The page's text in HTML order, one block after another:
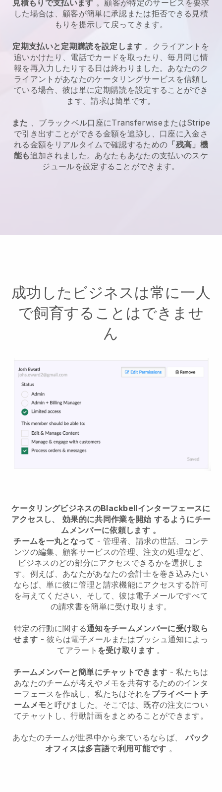
見積もりで支払います 。顧客が特定のサービスを要求
した場合は、顧客が簡単に承認または拒否できる見積
もりを提示して戻ってきます。
定期支払いと定期購読を設定します 。クライアントを
追いかけたり、電話でカードを取ったり、毎月同じ情
報を再入力したりする日は終わりました。あなたのク
ライアントがあなたのケータリングサービスを信頼し
ている場合、彼は単に定期購読を設定することができ
ます。請求は簡単です。
また 、ブラックベル口座にTransferwiseまたはStripe
で引き出すことができる金額を追跡し、口座に入金さ
れる金額をリアルタイムで確認するための 「残高」機
能も追加されました。あなたもあなたの支払いのスケ
ジュールを設定することができます。
成功したビジネスは常に一人
で飼育することはできませ
ん
ケータリングビジネスのBlackbellインターフェースに
アクセスし、
効果的に共同作業を開始 するようにチー
ムメンバーに依頼します 。
チームを一丸となって - 管理者、請求の世話、コンテ
ンツの編集、顧客サービスの管理、注文の処理など、
ビジネスのどの部分にアクセスできるかを選択しま
す。例えば、あなたがあなたの会計士を巻き込みたい
ならば、単に彼に管理と請求機能にアクセスする許可
を与えてください、そして、彼は電子メールですべて
の請求書を簡単に受け取ります。
特定の行動に関する通知をチームメンバーに受け取ら
せます - 彼らは電子メールまたはプッシュ通知によっ
てアラート を受け取ります 。
チームメンバーと簡単にチャットできます - 私たちは
あなたのチームが考えやメモを共有するためのインタ
ーフェースを作成し、私たちはそれを プライベートチ
ームメモと呼びました。そこでは、既存の注文につい
てチャットし、行動計画をまとめることができます。
あなたのチームが世界中から来ているならば、 バック
オフィスは多言語で利用可能です 。